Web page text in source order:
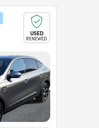
USED
RENEWED